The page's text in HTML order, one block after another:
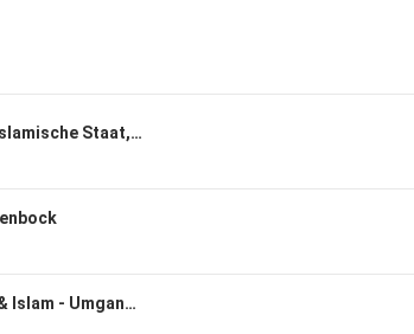
– in einer Marktwirtschaft bzw
alles zur Ware. Da können auch
nicht darüber hinwegtäuschen.
einem Milliarden-Business
Der Fall Kobanê - Der Islamische Staat, die Türkei und das PKK-Verbot
Irgendwas mit Schule & Islam - Umgang mit Islam im Unterricht